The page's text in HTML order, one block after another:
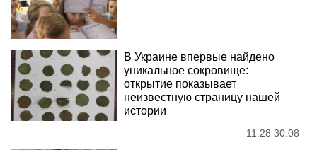
В Украине впервые найдено
уникальное сокровище:
открытие показывает
неизвестную страницу нашей
истории
11:28 30.08